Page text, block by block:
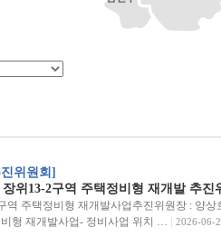
위원회]
장위13-2구역 주택정비형 재개발 추진
역 주택정비형 재개발사업추진위원장 : 양상
형 재개발사업- 정비사업 위치 …
2026-06-